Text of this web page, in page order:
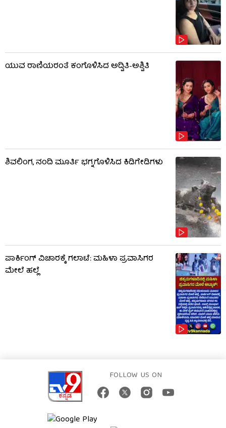
ಯುವ ರಾಣಿಯರಂತೆ ಕಂಗೊಳಿಸಿದ ಅದ್ವಿತಿ-ಅಶ್ವಿತಿ
ಶಿವಲಿಂಗ, ನಂದಿ ಮೂರ್ತಿ ಭಗ್ನಗೊಳಿಸಿದ ಕಿಡಿಗೇಡಿಗಳು
ಪಾರ್ಕಿಂಗ್ ವಿಚಾರಕ್ಕೆ ಗಲಾಟೆ: ಮಹಿಳಾ ಪ್ರವಾಸಿಗರ
ಮೇಲೆ ಹಲ್ಲೆ
FOLLOW US ON